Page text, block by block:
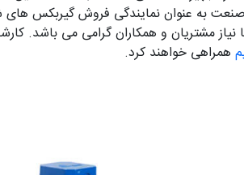
به عنوان نمایندگی فروش گیربکس های
مشتریان و همکاران گرامی می باشد.
همراهی خواهند کرد.